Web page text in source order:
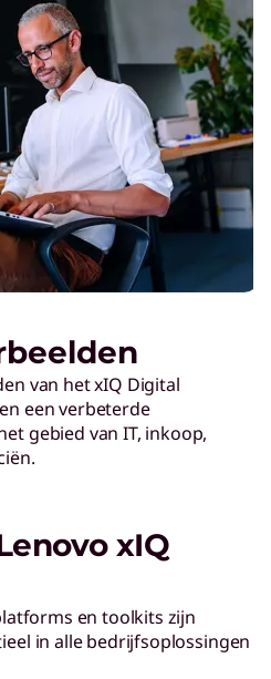
van het xIQ Digital
een verbeterde
gebied van IT, inkoop,
xIQ
en toolkits zijn
in alle bedrijfsoplossingen